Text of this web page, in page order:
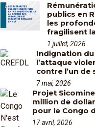
publics en
les
fragilisent
1 juillet, 2026
Indignation du
l’attaque
contre l’un de
7 mai, 2026
Projet
million de
pour le Congo
17 avril, 2026